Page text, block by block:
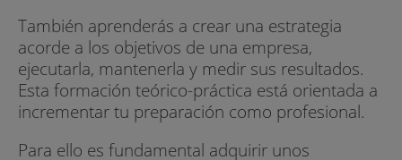
También aprenderás a crear una estrategia
acorde a los objetivos de una empresa,
ejecutarla, mantenerla y medir sus resultados.
Esta formación teórico-práctica está orientada a
incrementar tu preparación como profesional.
Para ello es fundamental adquirir unos